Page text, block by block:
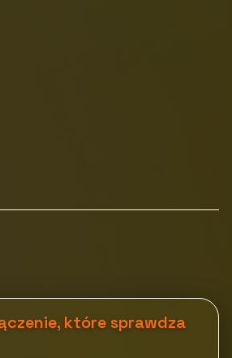
które sprawdza